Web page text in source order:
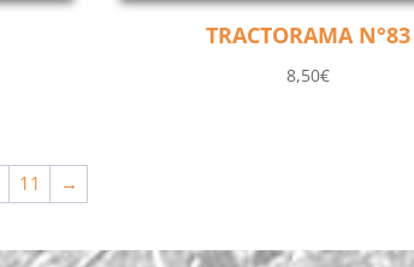
TRACTORAMA N°83
8,50€
11 →